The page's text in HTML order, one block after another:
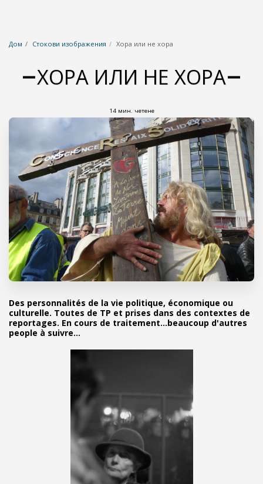
Дом Стокови изображения Хора или не хора
ХОРА ИЛИ НЕ ХОРА
14 мин. четене
Des personnalités de la vie politique, économique ou
culturelle. Toutes de TP et prises dans des contextes de
reportages. En cours de traitement...beaucoup d'autres
people à suivre...